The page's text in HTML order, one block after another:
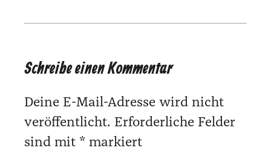
Schreibe einen Kommentar
Deine E-Mail-Adresse wird nicht
veröffentlicht. Erforderliche Felder
sind mit * markiert